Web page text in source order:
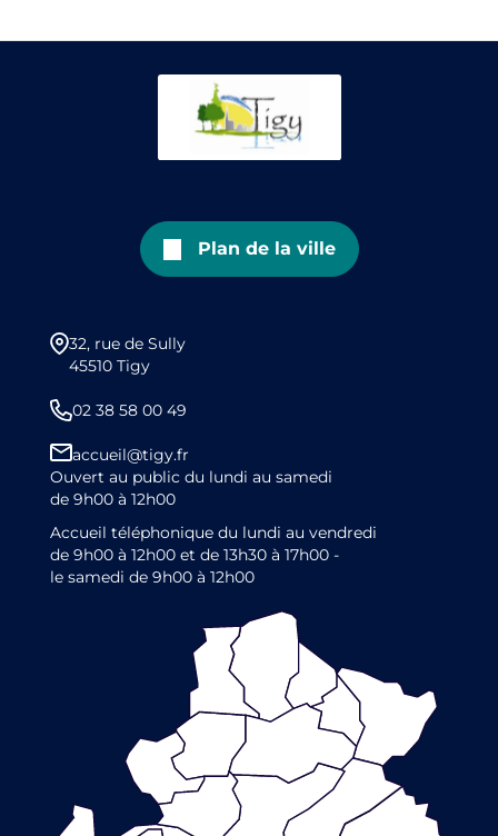
Plan de la ville
32, rue de Sully
45510 Tigy
02 38 58 00 49
accueil@tigy.fr
Ouvert au public du lundi au samedi
de 9h00 à 12h00
Accueil téléphonique du lundi au vendredi
de 9h00 à 12h00 et de 13h30 à 17h00 -
le samedi de 9h00 à 12h00